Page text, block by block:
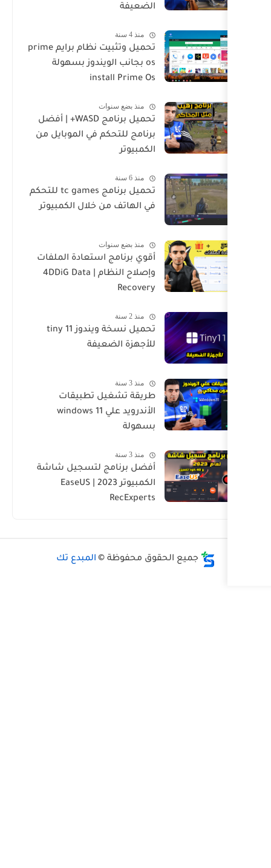
الضعيفة
تحميل وتثبيت نظام برايم prime
os بجانب الويندوز بسهولة
install Prime Os
منذ بضع سنوات
تحميل برنامج WASD+ | أفضل
برنامج للتحكم في الموبايل من
الكمبيوتر
تحميل برنامج tc games للتحكم
في الهاتف من خلال الكمبيوتر
منذ بضع سنوات
أقوي برنامج استعادة الملفات
وإصلاح النظام | 4DDiG Data
Recovery
تحميل نسخة ويندوز tiny 11
للأجهزة الضعيفة
طريقة تشغيل تطبيقات
الأندرويد علي windows 11
بسهولة
أفضل برنامج لتسجيل شاشة
الكمبيوتر 2023 | EaseUS
RecExperts
محفوظة © المبدع تك